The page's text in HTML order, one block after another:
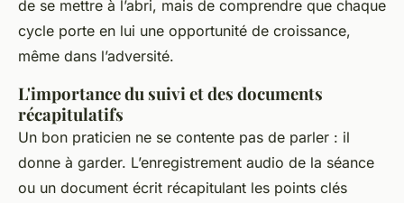
de se mettre à l’abri, mais de comprendre que chaque
cycle porte en lui une opportunité de croissance,
même dans l’adversité.
L'importance du suivi et des documents
récapitulatifs
Un bon praticien ne se contente pas de parler : il
donne à garder. L’enregistrement audio de la séance
ou un document écrit récapitulant les points clés